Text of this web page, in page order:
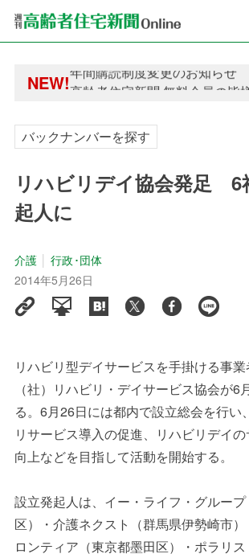
NEW!高齢者住宅新聞 無料会員の皆
高齢者住宅新聞 無料会員の皆
バックナンバーを探す
リハビリデイ協会発足 6
起人に
介護
行政･団体
2014年5月26日
リハビリ型デイサービスを手掛ける事業
（社）リハビリ・デイサービス協会が6
る。6月26日には都内で設立総会を行い
リサービス導入の促進、リハビリデイ
向上などを目指して活動を開始する。
設立発起人は、イー・ライフ・グルー
区）・介護ネクスト（群馬県伊勢崎市
ロンティア（東京都墨田区）・ポラリ